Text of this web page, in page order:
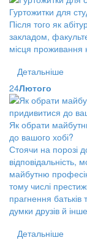
Гуртожитки для
Після того як
закладом,
місця проживання
Детальніше
24Лютого
Як обрати
до вашого хобі?
Стоячи на порозі
відповідальність,
майбутню
тому числі
прагнення
думки друзів й
Детальніше